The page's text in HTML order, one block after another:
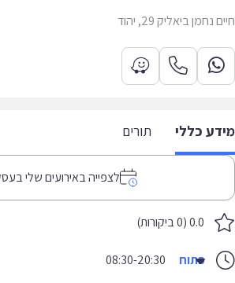
חיים נחמן ביאליק 29, יהוד
מידע כללי תורים
לצפייה באירועים שלי
0.0 (0 ביקורות)
פתוח 08:30-20:30